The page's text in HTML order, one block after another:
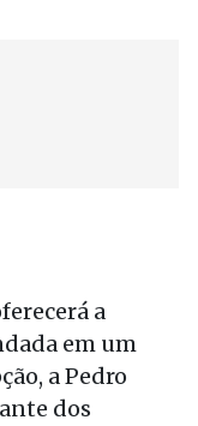
a
em um
a Pedro
dos